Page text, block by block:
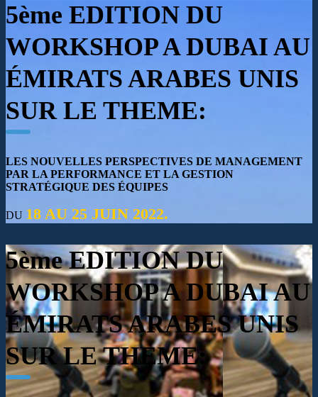
5ème EDITION DU
WORKSHOP A DUBAI AU
ÉMIRATS ARABES UNIS
SUR LE THEME:
LES NOUVELLES PERSPECTIVES DE MANAGEMENT
PAR LA PERFORMANCE ET LA GESTION
STRATÉGIQUE DES ÉQUIPES
DU 18 AU 25 JUIN 2022.
5ème EDITION DU
WORKSHOP A DUBAIAU
ÉMIRATS ARABES UNIS
SUR LE THEME: